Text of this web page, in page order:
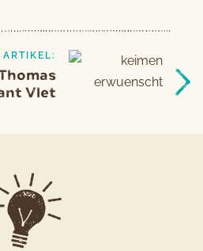
ARTIKEL:
Vlet